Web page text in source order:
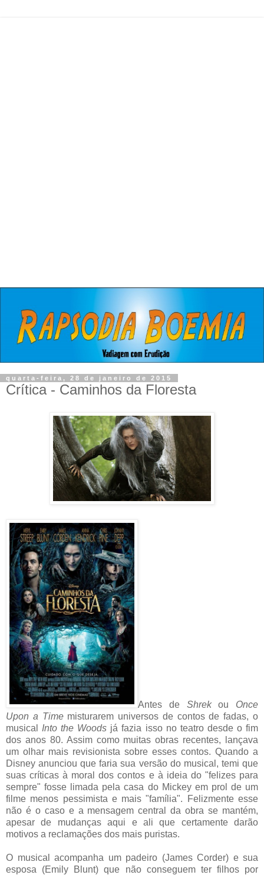
quarta-feira, 28 de janeiro de 2015
Crítica - Caminhos da Floresta
Antes de Shrekou Once
Upon a Timemisturarem universos de contos de fadas, o
musical Into the Woods já fazia isso no teatro desde o fim
dos anos 80. Assim como muitas obras recentes, lançava
um olhar mais revisionista sobre esses contos. Quando a
Disney anunciou que faria sua versão do musical, temi que
suas críticas à moral dos contos e à ideia do "felizes para
sempre" fosse limada pela casa do Mickey em prol de um
filme menos pessimista e mais "família". Felizmente esse
não é o caso e a mensagem central da obra se mantém,
apesar de mudanças aqui e ali que certamente darão
motivos a reclamações dos mais puristas.
O musical acompanha um padeiro (James Corder) e sua
esposa (Emily Blunt) que não conseguem ter filhos por